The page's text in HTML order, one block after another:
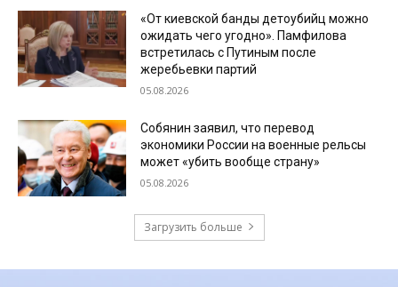
«От киевской банды детоубийц можно
ожидать чего угодно». Памфилова
встретилась с Путиным после
жеребьевки партий
05.08.2026
Собянин заявил, что перевод
экономики России на военные рельсы
может «убить вообще страну»
05.08.2026
Загрузить больше